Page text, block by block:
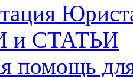
и СТАТЬИ
помощь